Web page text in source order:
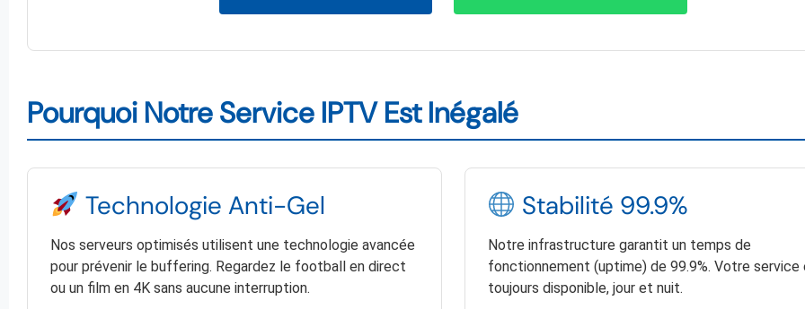
Pourquoi Notre Service IPTV Est Inégalé
Technologie Anti-Gel
Nos serveurs optimisés utilisent une technologie avancée
pour prévenir le buffering. Regardez le football en direct
ou un film en 4K sans aucune interruption.
Stabilité 99.9%
Notre infrastructure garantit un temps de
fonctionnement (uptime) de 99.9%. Votre service
toujours disponible, jour et nuit.